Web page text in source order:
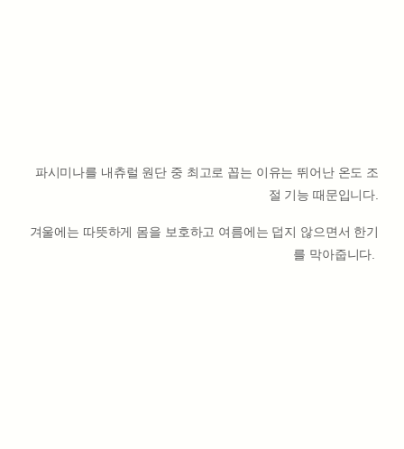
파시미나를 내츄럴 원단 중 최고로 꼽는 이유는 뛰어난 온도 조
절 기능 때문입니다.
겨울에는 따뜻하게 몸을 보호하고 여름에는 덥지 않으면서 한기
를 막아줍니다.